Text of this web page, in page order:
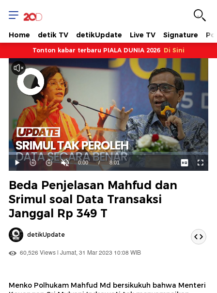
Home detik TV detikUpdate Live TV Signature
Tonton kabar terbaru PIALA DUNIA 2026 Di Sini
Mainkan
Suara
Hidup
Waktu
ini
0:00 / Durasi
8:01
Dimuat:
3.99%
Beda Penjelasan Mahfud dan
Srimul soal Data Transaksi
Janggal Rp 349 T
detikUpdate
60,526 Views | Jumat, 31 Mar 2023 10:08 WIB
Menko Polhukam Mahfud Md bersikukuh bahwa Menteri